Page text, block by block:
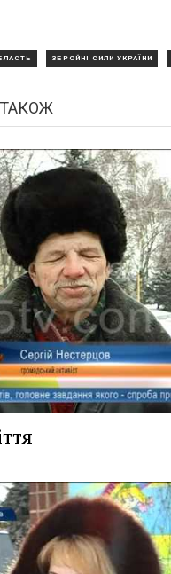
ЗБРОЙНІ СИЛИ УКРАЇНИ